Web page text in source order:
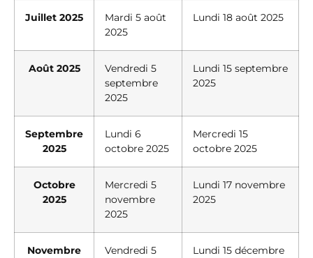
Juillet 2025
Mardi 5 août
2025
Lundi 18 août 2025
Août 2025
Vendredi 5
septembre
2025
Lundi 15 septembre
2025
Septembre
2025
Lundi 6
octobre 2025
Mercredi 15
octobre 2025
Octobre
2025
Mercredi 5
novembre
2025
Lundi 17 novembre
2025
Novembre
Vendredi 5
Lundi 15 décembre